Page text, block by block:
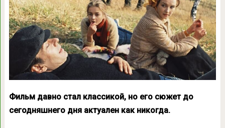
Фильм давно стал классикой, но его сюжет до
сегодняшнего дня актуален как никогда.